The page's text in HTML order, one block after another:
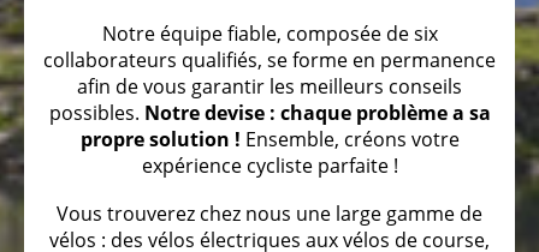
ville
Vélos
pliables
Vélos
tandem
Vélos
Notre équipe fiable, composée de six
collaborateurs qualifiés, se forme en permanence
afin de vous garantir les meilleurs conseils
possibles. Notre devise : chaque problème a sa
propre solution ! Ensemble, créons votre
expérience cycliste parfaite !
Vous trouverez chez nous une large gamme de
vélos : des vélos électriques aux vélos de course,